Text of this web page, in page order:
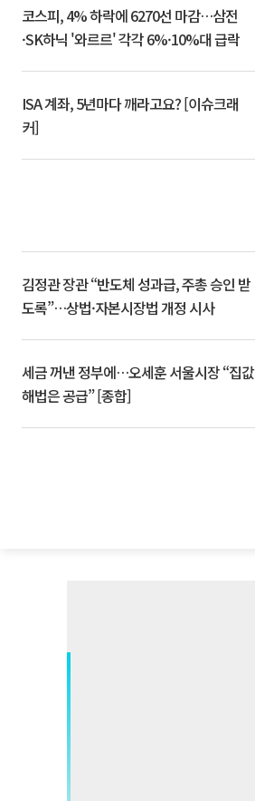
코스피, 4% 하락에 6270선 마감…삼전
·SK하닉 '와르르' 각각 6%·10%대 급락
ISA 계좌, 5년마다 깨라고요? [이슈크래
커]
김정관 장관 “반도체 성과급, 주총 승인 받
도록”…상법·자본시장법 개정 시사
세금 꺼낸 정부에…오세훈 서울시장 “집값
해법은 공급” [종합]